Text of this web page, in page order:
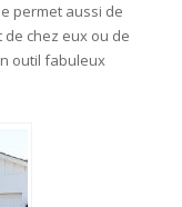
permet aussi de
de chez eux ou de
outil fabuleux